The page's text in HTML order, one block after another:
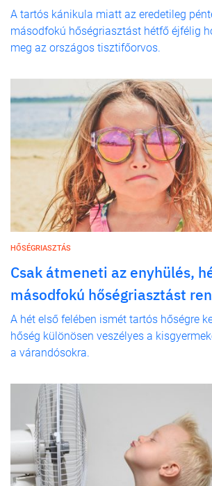
A tartós kánikula miatt az eredetileg
másodfokú hőségriasztást hétfő éjfélig
meg az országos tisztifőorvos.
HŐSÉGRIASZTÁS
Csak átmeneti az enyhülés,
másodfokú hőségriasztást
A hét első felében ismét tartós hőségre
hőség különösen veszélyes a
a várandósokra.